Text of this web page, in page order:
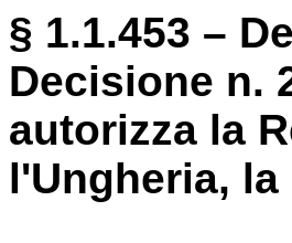
§ 1.1.453 –
Decisione n.
autorizza la
l'Ungheria,